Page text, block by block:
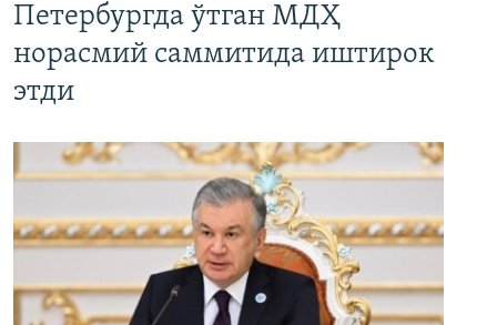
ИЖТИМОИЙ ТАРМОҚЛАР
Озодлик бошқа тилларда
Петербургда ўтган МДҲ
норасмий саммитида иштирок
этди